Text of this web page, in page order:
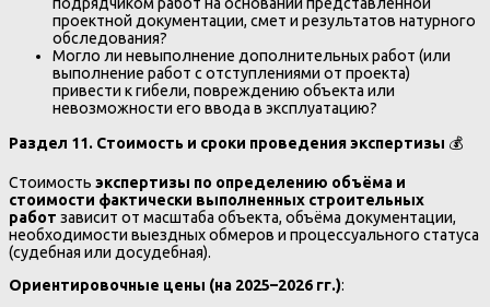
проектной документации, смет и результатов натурного
обследования?
Могло ли невыполнение дополнительных работ (или
выполнение работ с отступлениями от проекта)
привести к гибели, повреждению объекта или
невозможности его ввода в эксплуатацию?
Раздел 11. Стоимость и сроки проведения экспертизы 💰
Стоимость экспертизы по определению объёма и
стоимости фактически выполненных строительных
работ зависит от масштаба объекта, объёма документации,
необходимости выездных обмеров и процессуального статуса
(судебная или досудебная).
Ориентировочные цены (на 2025–2026 гг.):